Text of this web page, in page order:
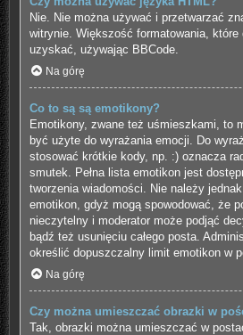
Nie. Nie można używać i przetwarzać
witrynie. Większość formatowania,
uzyskać, używając BBCode.
Na górę
Co to są są emotikony?
Emotikony, zwane też uśmieszkami, to
być użyte do wyrażania emocji. Do
stosować krótkie kody, np. :) oznacza
smutek. Pełna lista emotikon jest
tworzenia wiadomości. Nie należy
emotikon, gdyż mogą spowodować, że
nieczytelny i moderator może podjąć
bądź też usunięciu całego posta.
określić dopuszczalny limit emotikon w
Na górę
Czy można umieszczać obrazki w
Tak, obrazki można umieszczać w